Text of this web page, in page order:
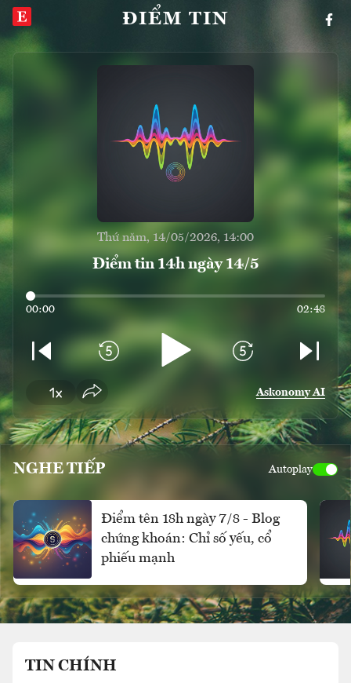
ĐIỂM TIN
Thứ năm, 14/05/2026, 14:00
Điểm tin 14h ngày 14/5
00:00 02:48
Askonomy AI
NGHE TIẾP Autoplay
Điểm tên 18h ngày 7/8 - Blog
chứng khoán: Chỉ số yếu, cổ
phiếu mạnh
TIN CHÍNH